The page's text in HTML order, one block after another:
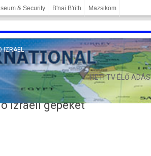
& Security B'nai B'rith Mazsiköm
IZRAEL
HETI TV ÉLŐ ADÁS
izraeli gépeket